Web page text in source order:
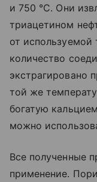
и 750 °C. Они
триацетином
от
количество
экстрагировано
той же
богатую
можно
Все полученные
применение.